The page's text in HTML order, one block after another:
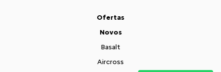
Ofertas
Novos
Basalt
Aircross